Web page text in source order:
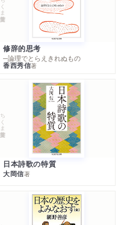
修辞的思考
─論理でとらえきれぬもの
香西秀信著
ちくま学芸文庫
日本詩歌の特質
大岡信著